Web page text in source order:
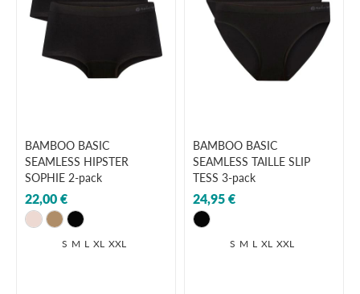
BAMBOO BASIC
SEAMLESS HIPSTER
SOPHIE 2-pack
22,00 €
S M L XL XXL
BAMBOO BASIC
SEAMLESS TAILLE SLIP
TESS 3-pack
24,95 €
S M L XL XXL